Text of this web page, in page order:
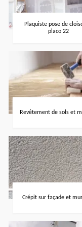
Plaquiste pose de
placo 22
Revêtement de sols et
Crépit sur façade et